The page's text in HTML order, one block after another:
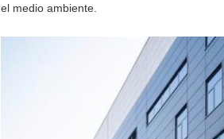
el medio ambiente.